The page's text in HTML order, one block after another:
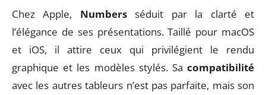
Chez Apple, Numbersséduit par la clarté et
l’élégance de ses présentations. Taillé pour macOS
et iOS, il attire ceux qui privilégient le rendu
graphique et les modèles stylés. Sa compatibilité
avec les autres tableurs n’est pas parfaite, mais son